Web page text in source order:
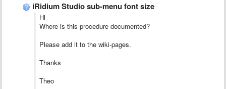
iRidium Studio sub-menu font size
Hi
Where is this procedure documented?
Please add it to the wiki-pages.
Thanks
Theo